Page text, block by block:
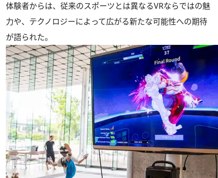
体験者からは、従来のスポーツとは異なるVRならではの魅
力や、テクノロジーによって広がる新たな可能性への期待
が語られた。